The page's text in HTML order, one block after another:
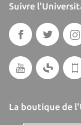
Suivre
La boutique de